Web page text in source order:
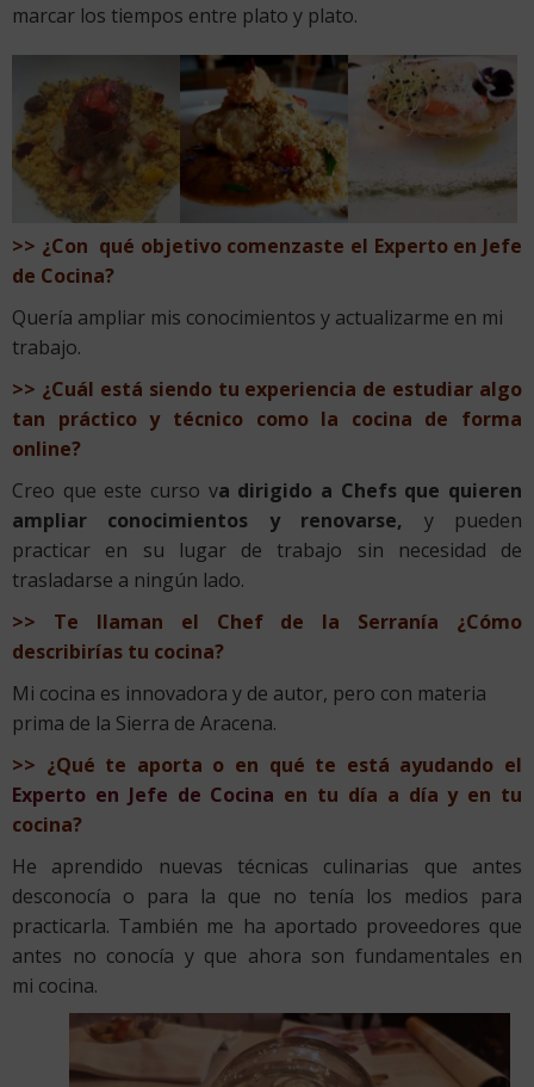
marcar los tiempos entre plato y plato.
>> ¿Con qué objetivo comenzaste el Experto en Jefe
de Cocina?
Quería ampliar mis conocimientos y actualizarme en mi
trabajo.
>> ¿Cuál está siendo tu experiencia de estudiar algo
tan práctico y técnico como la cocina de forma
online?
Creo que este curso va dirigido a Chefs que quieren
ampliar conocimientos y renovarse, y pueden
practicar en su lugar de trabajo sin necesidad de
trasladarse a ningún lado.
>> Te llaman el Chef de la Serranía ¿Cómo
describirías tu cocina?
Mi cocina es innovadora y de autor, pero con materia
prima de la Sierra de Aracena.
>> ¿Qué te aporta o en qué te está ayudando el
Experto en Jefe de Cocina en tu día a día y en tu
cocina?
He aprendido nuevas técnicas culinarias que antes
desconocía o para la que no tenía los medios para
practicarla. También me ha aportado proveedores que
antes no conocía y que ahora son fundamentales en
mi cocina.